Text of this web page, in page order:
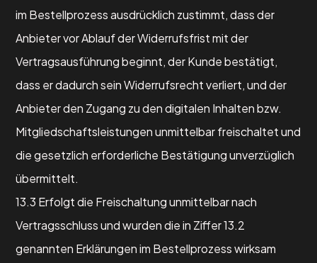
im Bestellprozess ausdrücklich zustimmt, dass der
Anbieter vor Ablauf der Widerrufsfrist mit der
Vertragsausführung beginnt, der Kunde bestätigt,
dass er dadurch sein Widerrufsrecht verliert, und der
Anbieter den Zugang zu den digitalen Inhalten bzw.
Mitgliedschaftsleistungen unmittelbar freischaltet und
die gesetzlich erforderliche Bestätigung unverzüglich
übermittelt.
13.3 Erfolgt die Freischaltung unmittelbar nach
Vertragsschluss und wurden die in Ziffer 13.2
genannten Erklärungen im Bestellprozess wirksam